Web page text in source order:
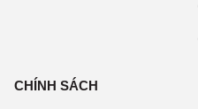
CHÍNH SÁCH